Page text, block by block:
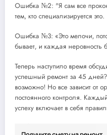
Ошибка №2: "Я сам все
тем, кто специализируется это.
Ошибка №3: «Это мелочи,
бывает, и каждая неровность
Теперь наступило время
успешный ремонт за 45 дней?
возможно! Но все зависит от
постоянного контроля.
успеху включает в себя